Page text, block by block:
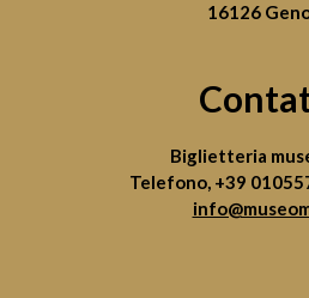
16126
Biglietteria
Telefono, +39